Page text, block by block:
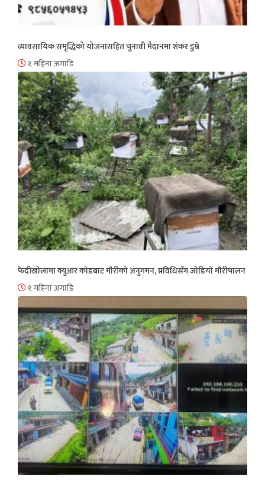
व्यावसायिक समृद्धिको योजनासहित चुनावी मैदानमा शंकर डुम्रे
१ महिना अगाडि
फेदीखोलामा क्युआर कोडबाट मौरीको अनुगमन, प्रविधिसँग जोडियो मौरीपालन
१ महिना अगाडि